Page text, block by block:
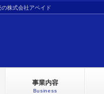
株式会社アペイド
事業内容
Business